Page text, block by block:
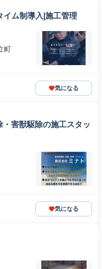
イム制導入|施工管理
町
気になる
害獣駆除の施工スタッ
気になる